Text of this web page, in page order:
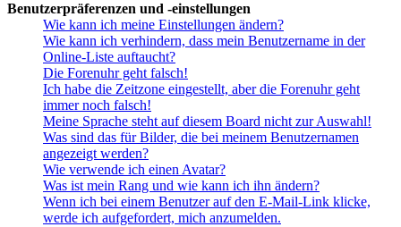
Benutzerpräferenzen und -einstellungen
Wie kann ich meine Einstellungen ändern?
Wie kann ich verhindern, dass mein Benutzername in der
Online-Liste auftaucht?
Die Forenuhr geht falsch!
Ich habe die Zeitzone eingestellt, aber die Forenuhr geht
immer noch falsch!
Meine Sprache steht auf diesem Board nicht zur Auswahl!
Was sind das für Bilder, die bei meinem Benutzernamen
angezeigt werden?
Wie verwende ich einen Avatar?
Was ist mein Rang und wie kann ich ihn ändern?
Wenn ich bei einem Benutzer auf den E-Mail-Link klicke,
werde ich aufgefordert, mich anzumelden.